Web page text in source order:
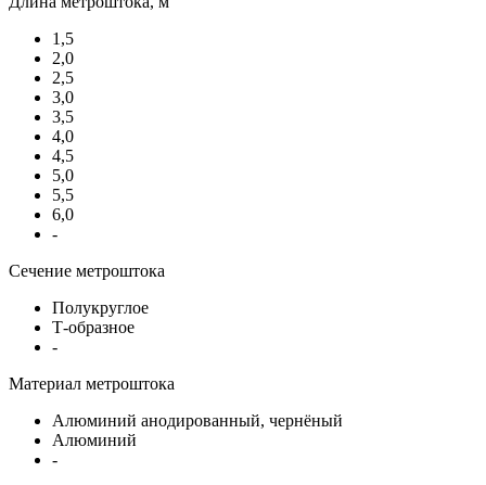
1,5
2,0
2,5
3,0
3,5
4,0
4,5
5,0
5,5
6,0
-
Сечение метроштока
Полукруглое
Т-образное
-
Материал метроштока
Алюминий анодированный, чернёный
Алюминий
-